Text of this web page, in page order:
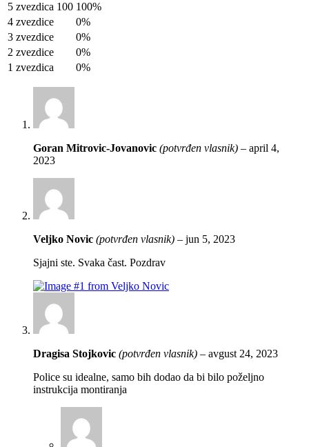
5 zvezdica 100 100%
4 zvezdice
0%
3 zvezdice
0%
2 zvezdice
0%
1 zvezdica
0%
Goran Mitrovic-Jovanovic (potvrđen vlasnik) – april 4,
2023
Veljko Novic (potvrđen vlasnik) – jun 5, 2023
Sjajni ste. Svaka čast. Pozdrav
Dragisa Stojkovic (potvrđen vlasnik) – avgust 24, 2023
Police su idealne, samo bih dodao da bi bilo poželjno
instrukcija montiranja